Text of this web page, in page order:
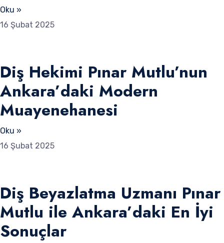
Oku »
16 Şubat 2025
Diş Hekimi Pınar Mutlu’nun
Ankara’daki Modern
Muayenehanesi
Oku »
16 Şubat 2025
Diş Beyazlatma Uzmanı Pınar
Mutlu ile Ankara’daki En İyi
Sonuçlar